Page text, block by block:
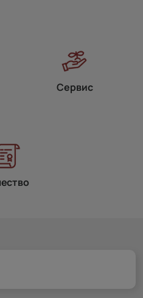
Сервис